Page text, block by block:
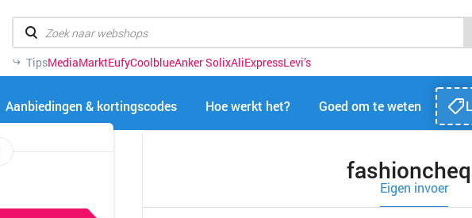
TipsMediaMarktEufyCoolblueAnker SolixAliExpressLevi’s
Aanbiedingen & kortingscodes Hoe werkt het? Goed om te weten
Eigen invoer